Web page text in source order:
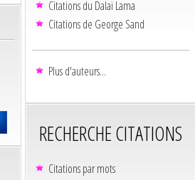
Citations du Dalaï Lama
Citations de George Sand
Plus d'auteurs...
RECHERCHE CITATIONS
Citations par mots